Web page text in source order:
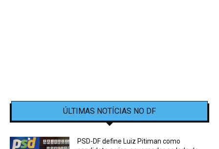
ÚLTIMAS NOTÍCIAS NO DF
PSD-DF define Luiz Pitiman como